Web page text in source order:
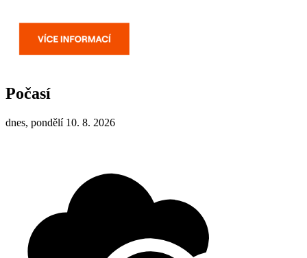
Počasí
dnes, pondělí 10. 8. 2026